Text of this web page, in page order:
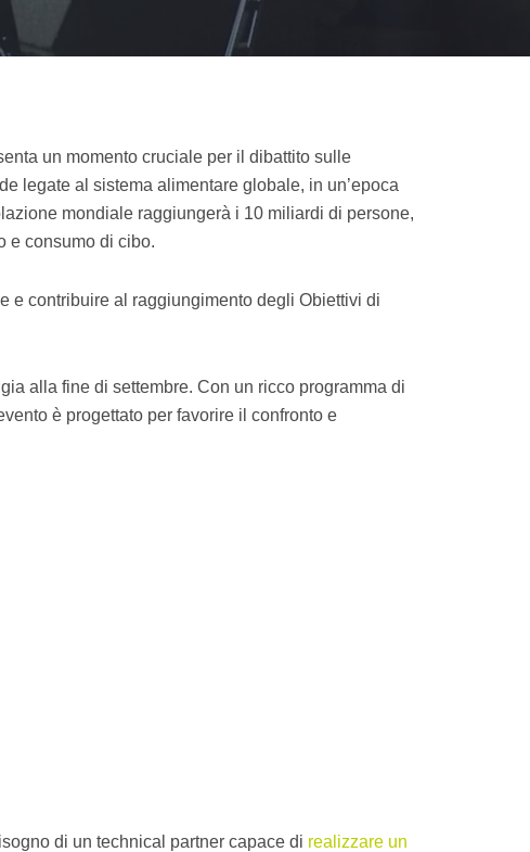
un momento cruciale per il dibattito sulle
legate al sistema alimentare globale, in un’epoca
mondiale raggiungerà i 10 miliardi di persone,
e consumo di cibo.
e contribuire al raggiungimento degli Obiettivi di
alla fine di settembre. Con un ricco programma di
è progettato per favorire il confronto e
di un technical partner capace di realizzare un